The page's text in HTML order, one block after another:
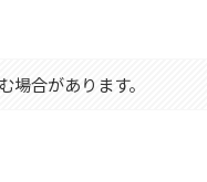
場合があります。